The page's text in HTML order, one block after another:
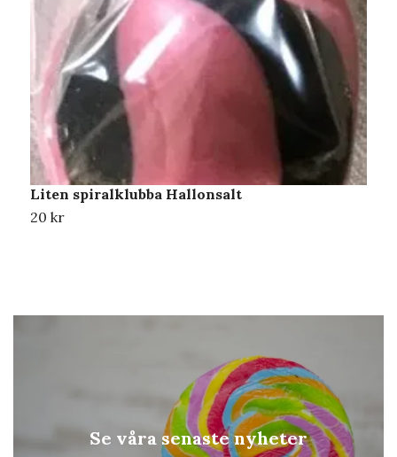
Se våra senaste nyheter
Liten spiralklubba Hallonsalt
20 kr